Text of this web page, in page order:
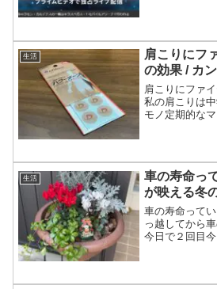
生活
肩こりにフ
の効果 / カ
肩こりにファ
私の肩こりは
モノ定期的な
生活
車の寿命っ
が映える冬
車の寿命って
っ越してから
今日で２回目